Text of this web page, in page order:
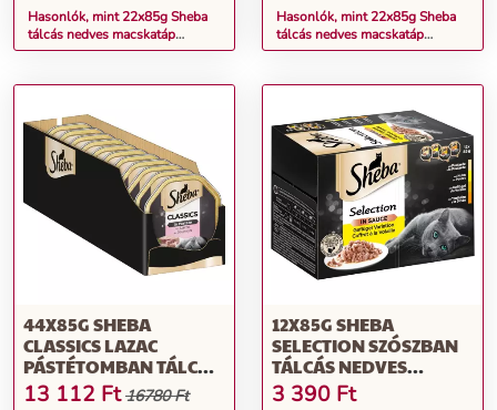
Hasonlók, mint 22x85g Sheba
tálcás nedves macskatáp
megapackban - Classics
Hasonlók, mint 22x85g Sheba
tálcás nedves macskatáp
megapackban - Classics
44X85G SHEBA
CLASSICS LAZAC
PÁSTÉTOMBAN TÁLCÁS
NEDVES MACSKATÁP
13 112 Ft 16780 Ft
12X85G SHEBA
SELECTION SZÓSZBAN
TÁLCÁS NEDVES
MACSKATÁP
3 390 Ft